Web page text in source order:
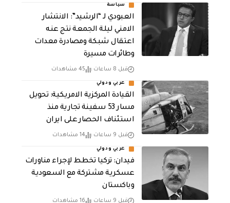
سياسة
العبودي لـ “الرشيد”: الانتشار
الامني ليلة الجمعة نتج عنه
اعتقال شبكة ومصادرة معدات
وطائرات مسيرة
قبل 8 ساعات 45 مشاهدات
عربي ودولي
القيادة المركزية الامريكية: تحويل
مسار 53 سفينة تجارية منذ
استئناف الحصار على ايران
قبل 9 ساعات 14 مشاهدات
عربي ودولي
فيدان: تركيا تخطط لإجراء مناورات
عسكرية مشتركة مع السعودية
وباكستان
قبل 9 ساعات 16 مشاهدات